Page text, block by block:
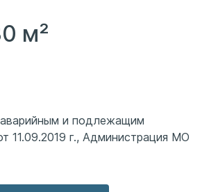
м²
и подлежащим
11.09.2019 г., Администрация МО